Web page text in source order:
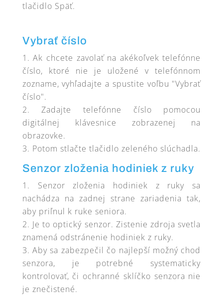
tlačidlo Späť.
Vybrať číslo
Ak chcete zavolať na akékoľvek telefónne
číslo, ktoré nie je uložené v telefónnom
zozname, vyhľadajte a spustite voľbu "Vybrať
číslo".
Zadajte telefónne číslo pomocou
digitálnej klávesnice zobrazenej na
obrazovke.
Potom stlačte tlačidlo zeleného slúchadla.
Senzor zloženia hodiniek z ruky
Senzor zloženia hodiniek z ruky sa
nachádza na zadnej strane zariadenia tak,
aby priľnul k ruke seniora.
Je to optický senzor. Zistenie zdroja svetla
znamená odstránenie hodiniek z ruky.
Aby sa zabezpečil čo najlepší možný chod
senzora, je potrebné systematicky
kontrolovať, či ochranné sklíčko senzora nie
je znečistené.